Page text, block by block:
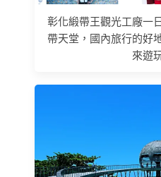
彰化緞帶王觀光工廠一
帶天堂，國內旅行的好
來遊